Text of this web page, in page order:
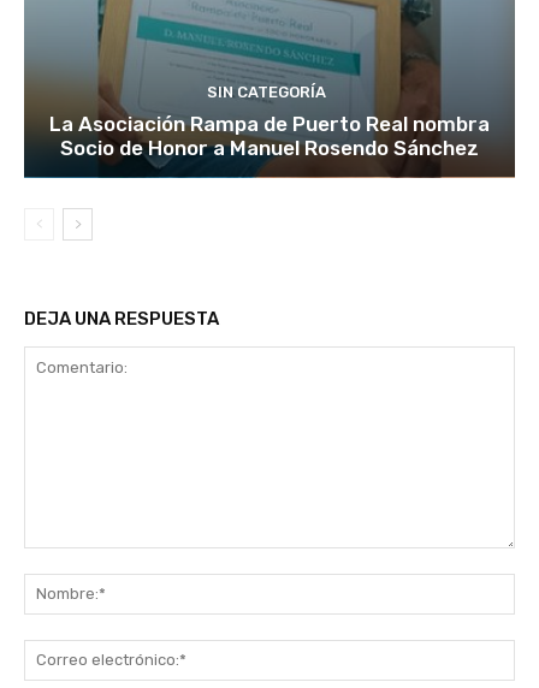
SIN CATEGORÍA
La Asociación Rampa de Puerto Real nombra
Socio de Honor a Manuel Rosendo Sánchez
DEJA UNA RESPUESTA